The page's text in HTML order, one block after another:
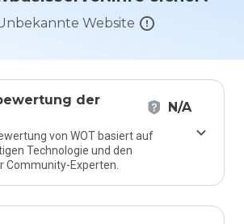
Website
der
N/A
von WOT basiert auf
Technologie und den
Community-Experten.